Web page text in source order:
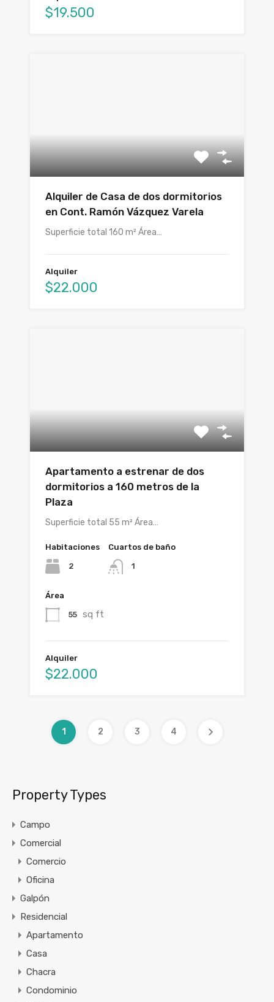
$19.500
Alquiler de Casa de dos dormitorios
en Cont. Ramón Vázquez Varela
Superficie total 160 m² Área…
Alquiler
$22.000
Apartamento a estrenar de dos
dormitorios a 160 metros de la
Plaza
Superficie total 55 m² Área…
Habitaciones
2
Cuartos de baño
1
Área
55 sq ft
Alquiler
$22.000
1 2 3 4
Property Types
Campo
Comercial
Comercio
Oficina
Galpón
Residencial
Apartamento
Casa
Chacra
Condominio